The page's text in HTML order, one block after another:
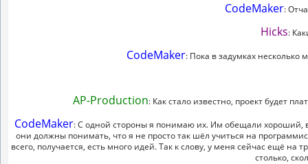
CodeMaker:
Hicks:
CodeMaker: Пока в задумках несколько
AP-Production: Как стало известно, проект будет
CodeMaker: С одной стороны я понимаю их. Им обещали хороший,
они должны понимать, что я не просто так шёл учиться на
всего, получается, есть много идей. Так к слову, у меня сейчас ещё
столько,